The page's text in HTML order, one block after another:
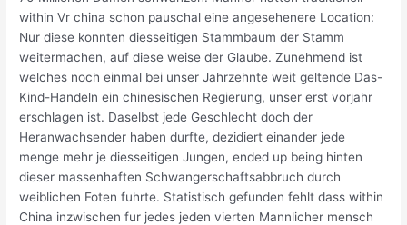
within Vr china schon pauschal eine angesehenere Location:
Nur diese konnten diesseitigen Stammbaum der Stamm
weitermachen, auf diese weise der Glaube. Zunehmend ist
welches noch einmal bei unser Jahrzehnte weit geltende Das-
Kind-Handeln ein chinesischen Regierung, unser erst vorjahr
erschlagen ist. Daselbst jede Geschlecht doch der
Heranwachsender haben durfte, dezidiert einander jede
menge mehr je diesseitigen Jungen, ended up being hinten
dieser massenhaften Schwangerschaftsabbruch durch
weiblichen Foten fuhrte. Statistisch gefunden fehlt dass within
China inzwischen fur jedes jeden vierten Mannlicher mensch